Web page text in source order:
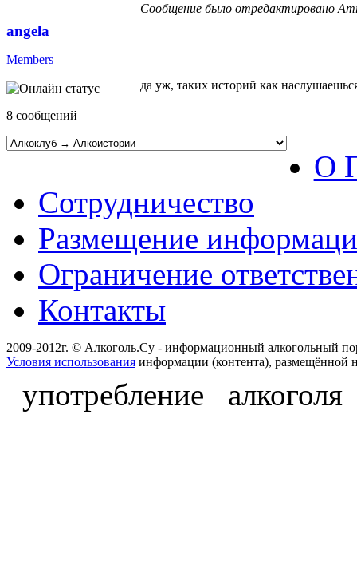
Сообщение было отредактировано
angela
Members
8 сообщений
да уж, таких историй как
О
Сотрудничество
Размещение
Ограничение
Контакты
2009-2012г. © Алкоголь.Су - информационный алкогольный
Условия использования информации (контента), размещённой
употребление